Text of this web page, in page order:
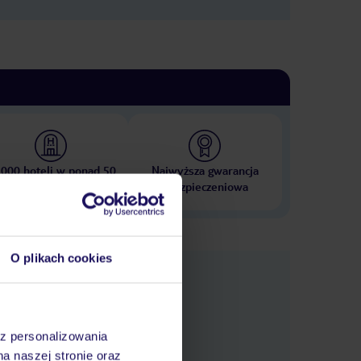
O plikach cookies
personalizowania
naszej stronie oraz
hoteli w ponad 50
Najwyższa gwarancja
ubezpieczeniowa